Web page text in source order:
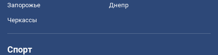
Запорожье Днепр
Черкассы
Спорт